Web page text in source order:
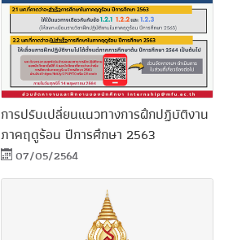
การปรับเปลี่ยนแนวทางการฝึกปฏิบัติงาน
ภาคฤดูร้อน ปีการศึกษา 2563
07/05/2564